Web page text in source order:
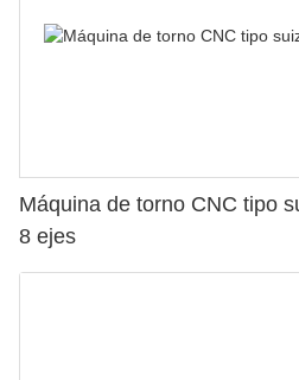
Máquina de torno CNC tipo
8 ejes